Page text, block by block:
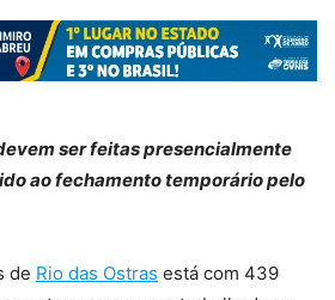
ser feitas presencialmente
ao fechamento temporário pelo
de Rio das Ostras está com 439